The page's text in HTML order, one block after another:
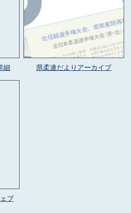
細 県柔連だよりアーカイブ
ブ